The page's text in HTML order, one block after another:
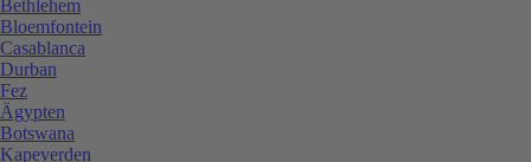
Bethlehem
Bloemfontein
Casablanca
Durban
Fez
Ägypten
Botswana
Kapeverden